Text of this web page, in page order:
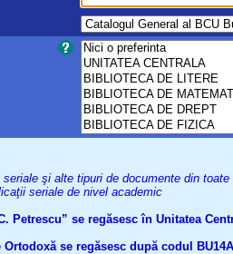
şi alte tipuri de documente din
seriale de nivel academic
Petrescu” se regăsesc în Unitatea
se regăsesc după codul BU14A